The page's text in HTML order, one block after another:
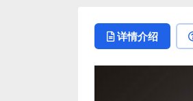
详情介绍